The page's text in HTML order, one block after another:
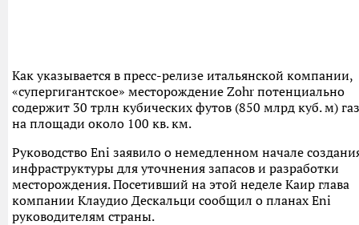
Как указывается в пресс-релизе итальянской компании,
«супергигантское» месторождение Zohr потенциально
содержит 30 трлн кубических футов (850 млрд куб. м)
на площади около 100 кв. км.
Руководство Eni заявило о немедленном начале
инфраструктуры для уточнения запасов и разработки
месторождения. Посетивший на этой неделе Каир глава
компании Клаудио Дескальци сообщил о планах Eni
руководителям страны.